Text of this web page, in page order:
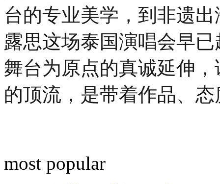
台的专业美学，到非遗
露思这场泰国演唱会早
舞台为原点的真诚延伸
的顶流，是带着作品、
most popular